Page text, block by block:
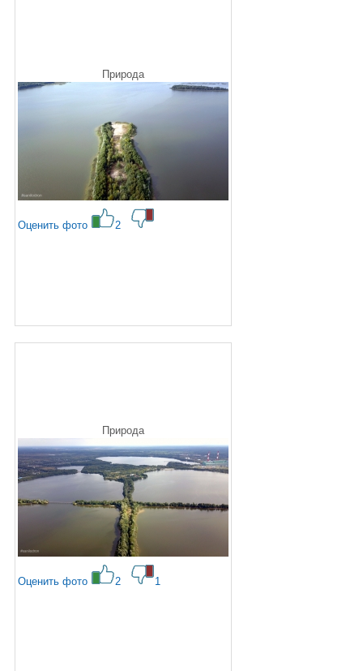
Природа
Оценить фото 2
Природа
Оценить фото 2 1